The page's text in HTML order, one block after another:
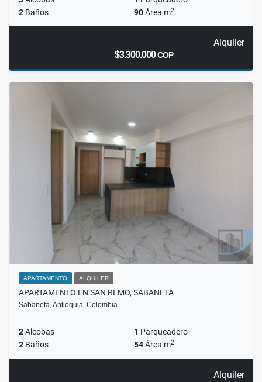
2 Baños 90Área m2
Alquiler
$3.300.000COP
APARTAMENTO ALQUILER
APARTAMENTO EN SAN REMO, SABANETA
Sabaneta, Antioquia, Colombia
2Alcobas 1 Parqueadero
2 Baños 54Área m2
Alquiler